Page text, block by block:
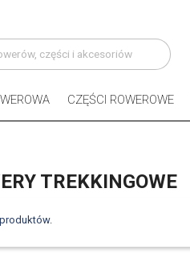
CZĘŚCI ROWEROWE
TREKKINGOWE